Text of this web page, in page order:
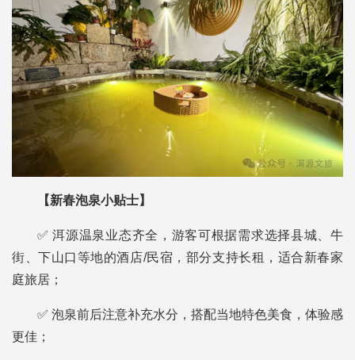
【新春泡泉小贴士】
✅ 洱源温泉业态齐全，游客可根据需求选择县城、牛
街、下山口等地的酒店/民宿，部分支持长租，适合新春家
庭旅居；
✅ 泡泉前后注意补充水分，搭配当地特色美食，体验感
更佳；